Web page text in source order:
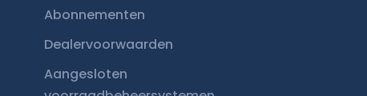
Abonnementen
Dealervoorwaarden
Aangesloten